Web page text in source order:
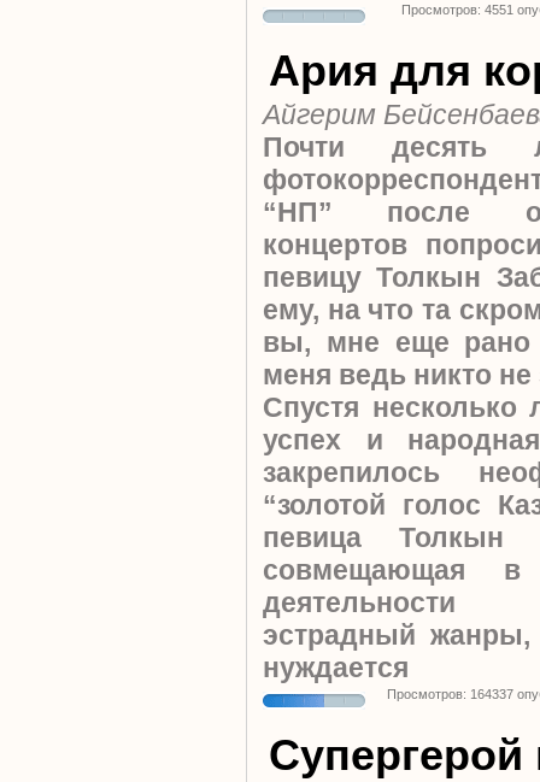
Просмотров: 4551
Ария для
Айгерим
Почти десять
“НП” после
концертов
певицу Толкын
ему, на что та
вы, мне еще рано
меня ведь никто не
Спустя
успех и
закрепилось
“золотой голос
певица Толкын
совмещающая в
деятельности
эстрадный жанры,
нуждается
Просмотров: 164337
Супергерой